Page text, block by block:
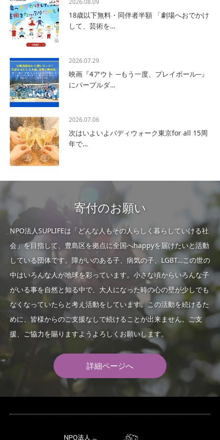
2026.08.09
18歳以下無料・同伴者半額 「劇場へおでかけ
して、芸術を…
2026.07.29
映画『4アウト ─もう一度、プレイボール─』
にパープルダ…
2026.07.06
次はいよいよバディウォーク東京for all 15周
年で…
寄付のお願い
NPO法人SUPLIFEは「どんな人もその人らしく暮らしていける社
会」を目指して、豊島区を拠点に全国へhappyを届けたいと活動
している団体です。障がいのある子、病気の子、LGBT…この世の
中はいろんな人が地球を彩っています。小さな頃からいろんな子
がいる事を自然と知る中で、大人になった時の心の壁が少しでも
なくなっていたらと考え活動をしています。この活動を続けるた
めに、皆様からのご支援なしで続けることが出来ません。ご支
援、ご協力を賜りますようよろしくお願いします。
詳細ページへ